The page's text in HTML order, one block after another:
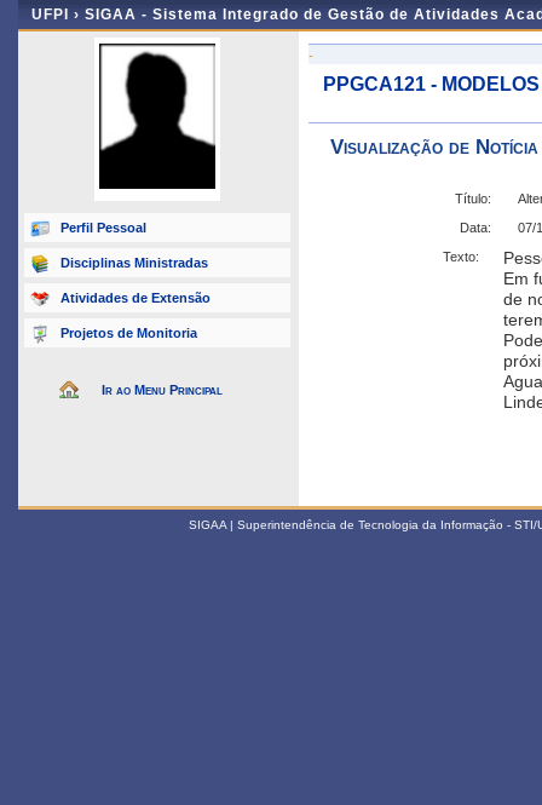
UFPI › SIGAA - Sistema Integrado de Gestão de Atividades
Perfil Pessoal
Disciplinas Ministradas
Atividades de Extensão
Projetos de Monitoria
Ir ao Menu Principal
-
PPGCA121 -
Visualização de Notícia
Título:
Data:
07/
Texto:
Em
de
SIGAA | Superintendência de Tecnologia da Informação -